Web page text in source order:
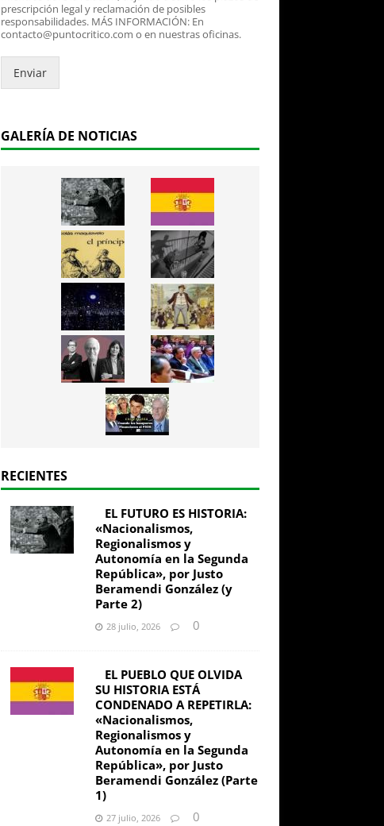
i
c
o
.
prescripción legal y reclamación de posibles
responsabilidades. MÁS INFORMACIÓN: En
contacto@puntocritico.com o en nuestras oficinas.
Enviar
GALERÍA DE NOTICIAS
RECIENTES
EL FUTURO ES HISTORIA:
«Nacionalismos,
Regionalismos y
Autonomía en la Segunda
República», por Justo
Beramendi González (y
Parte 2)
28 julio, 2026 0
EL PUEBLO QUE OLVIDA
SU HISTORIA ESTÁ
CONDENADO A REPETIRLA:
«Nacionalismos,
Regionalismos y
Autonomía en la Segunda
República», por Justo
Beramendi González (Parte
1)
27 julio, 2026 0